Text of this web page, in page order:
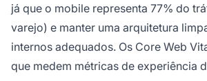
já que o mobile representa 77% do
varejo) e manter uma arquitetura
internos adequados. Os Core Web
que medem métricas de experiência